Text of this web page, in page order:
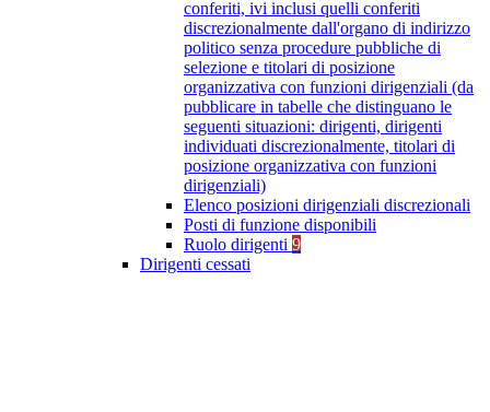
conferiti, ivi inclusi quelli conferiti
discrezionalmente dall'organo di indirizzo
politico senza procedure pubbliche di
selezione e titolari di posizione
organizzativa con funzioni dirigenziali (da
pubblicare in tabelle che distinguano le
seguenti situazioni: dirigenti, dirigenti
individuati discrezionalmente, titolari di
posizione organizzativa con funzioni
dirigenziali)
Elenco posizioni dirigenziali discrezionali
Posti di funzione disponibili
Ruolo dirigenti 9
Dirigenti cessati